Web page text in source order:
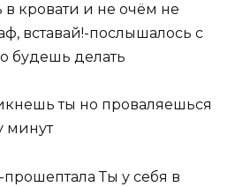
в кровати и не очём не
вставай!-послышалось с
будешь делать
ты но проваляешься
минут
Ты у себя в